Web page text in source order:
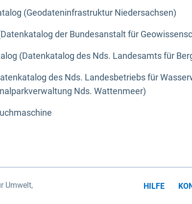
(Geodateninfrastruktur Niedersachsen)
der Bundesanstalt für
(Datenkatalog des Nds. Landesamts für
des Nds. Landesbetriebs für
Nds. Wattenmeer)
Umwelt,
HILFE